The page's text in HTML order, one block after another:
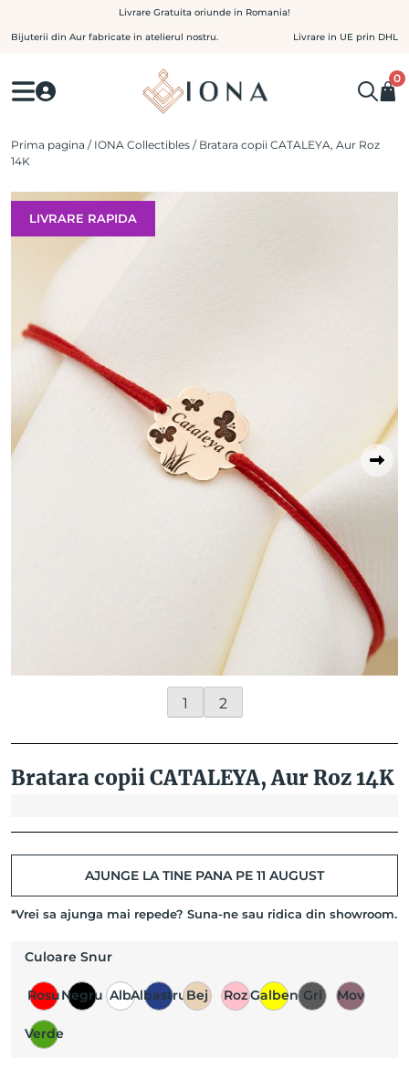
to
Livrare Gratuita oriunde in Romania!
Bijuterii din Aur fabricate in atelierul nostru. Livrare in UE prin DHL
0
Prima pagina / IONA Collectibles / Bratara copii CATALEYA, Aur Roz
14K
LIVRARE RAPIDA
1 2
Bratara copii CATALEYA, Aur Roz 14K
AJUNGE LA TINE PANA PE 11 AUGUST
*Vrei sa ajunga mai repede? Suna-ne sau ridica din showroom.
Culoare Snur
RosuNegru AlbAlbastruBej RozGalben Gri Mov
Verde